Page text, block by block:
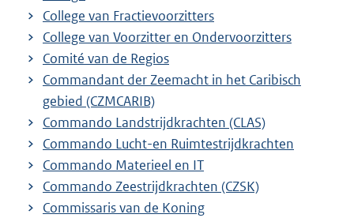
College van Fractievoorzitters
College van Voorzitter en Ondervoorzitters
Comité van de Regios
Commandant der Zeemacht in het Caribisch
gebied (CZMCARIB)
Commando Landstrijdkrachten (CLAS)
Commando Lucht-en Ruimtestrijdkrachten
Commando Materieel en IT
Commando Zeestrijdkrachten (CZSK)
Commissaris van de Koning